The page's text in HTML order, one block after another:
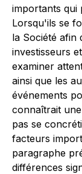
importants qui
Lorsqu'ils se
la Société afin
investisseurs
examiner
ainsi que les
événements
connaîtrait
pas se
facteurs
paragraphe
différences